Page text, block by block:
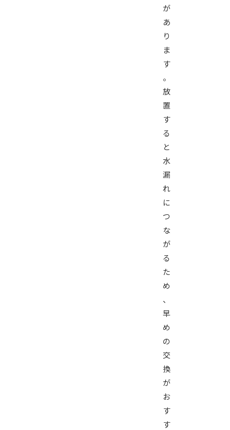
が
あ
り
ま
す
。
放
置
す
る
と
水
漏
れ
に
つ
な
が
る
た
め
、
早
め
の
交
換
が
お
す
す